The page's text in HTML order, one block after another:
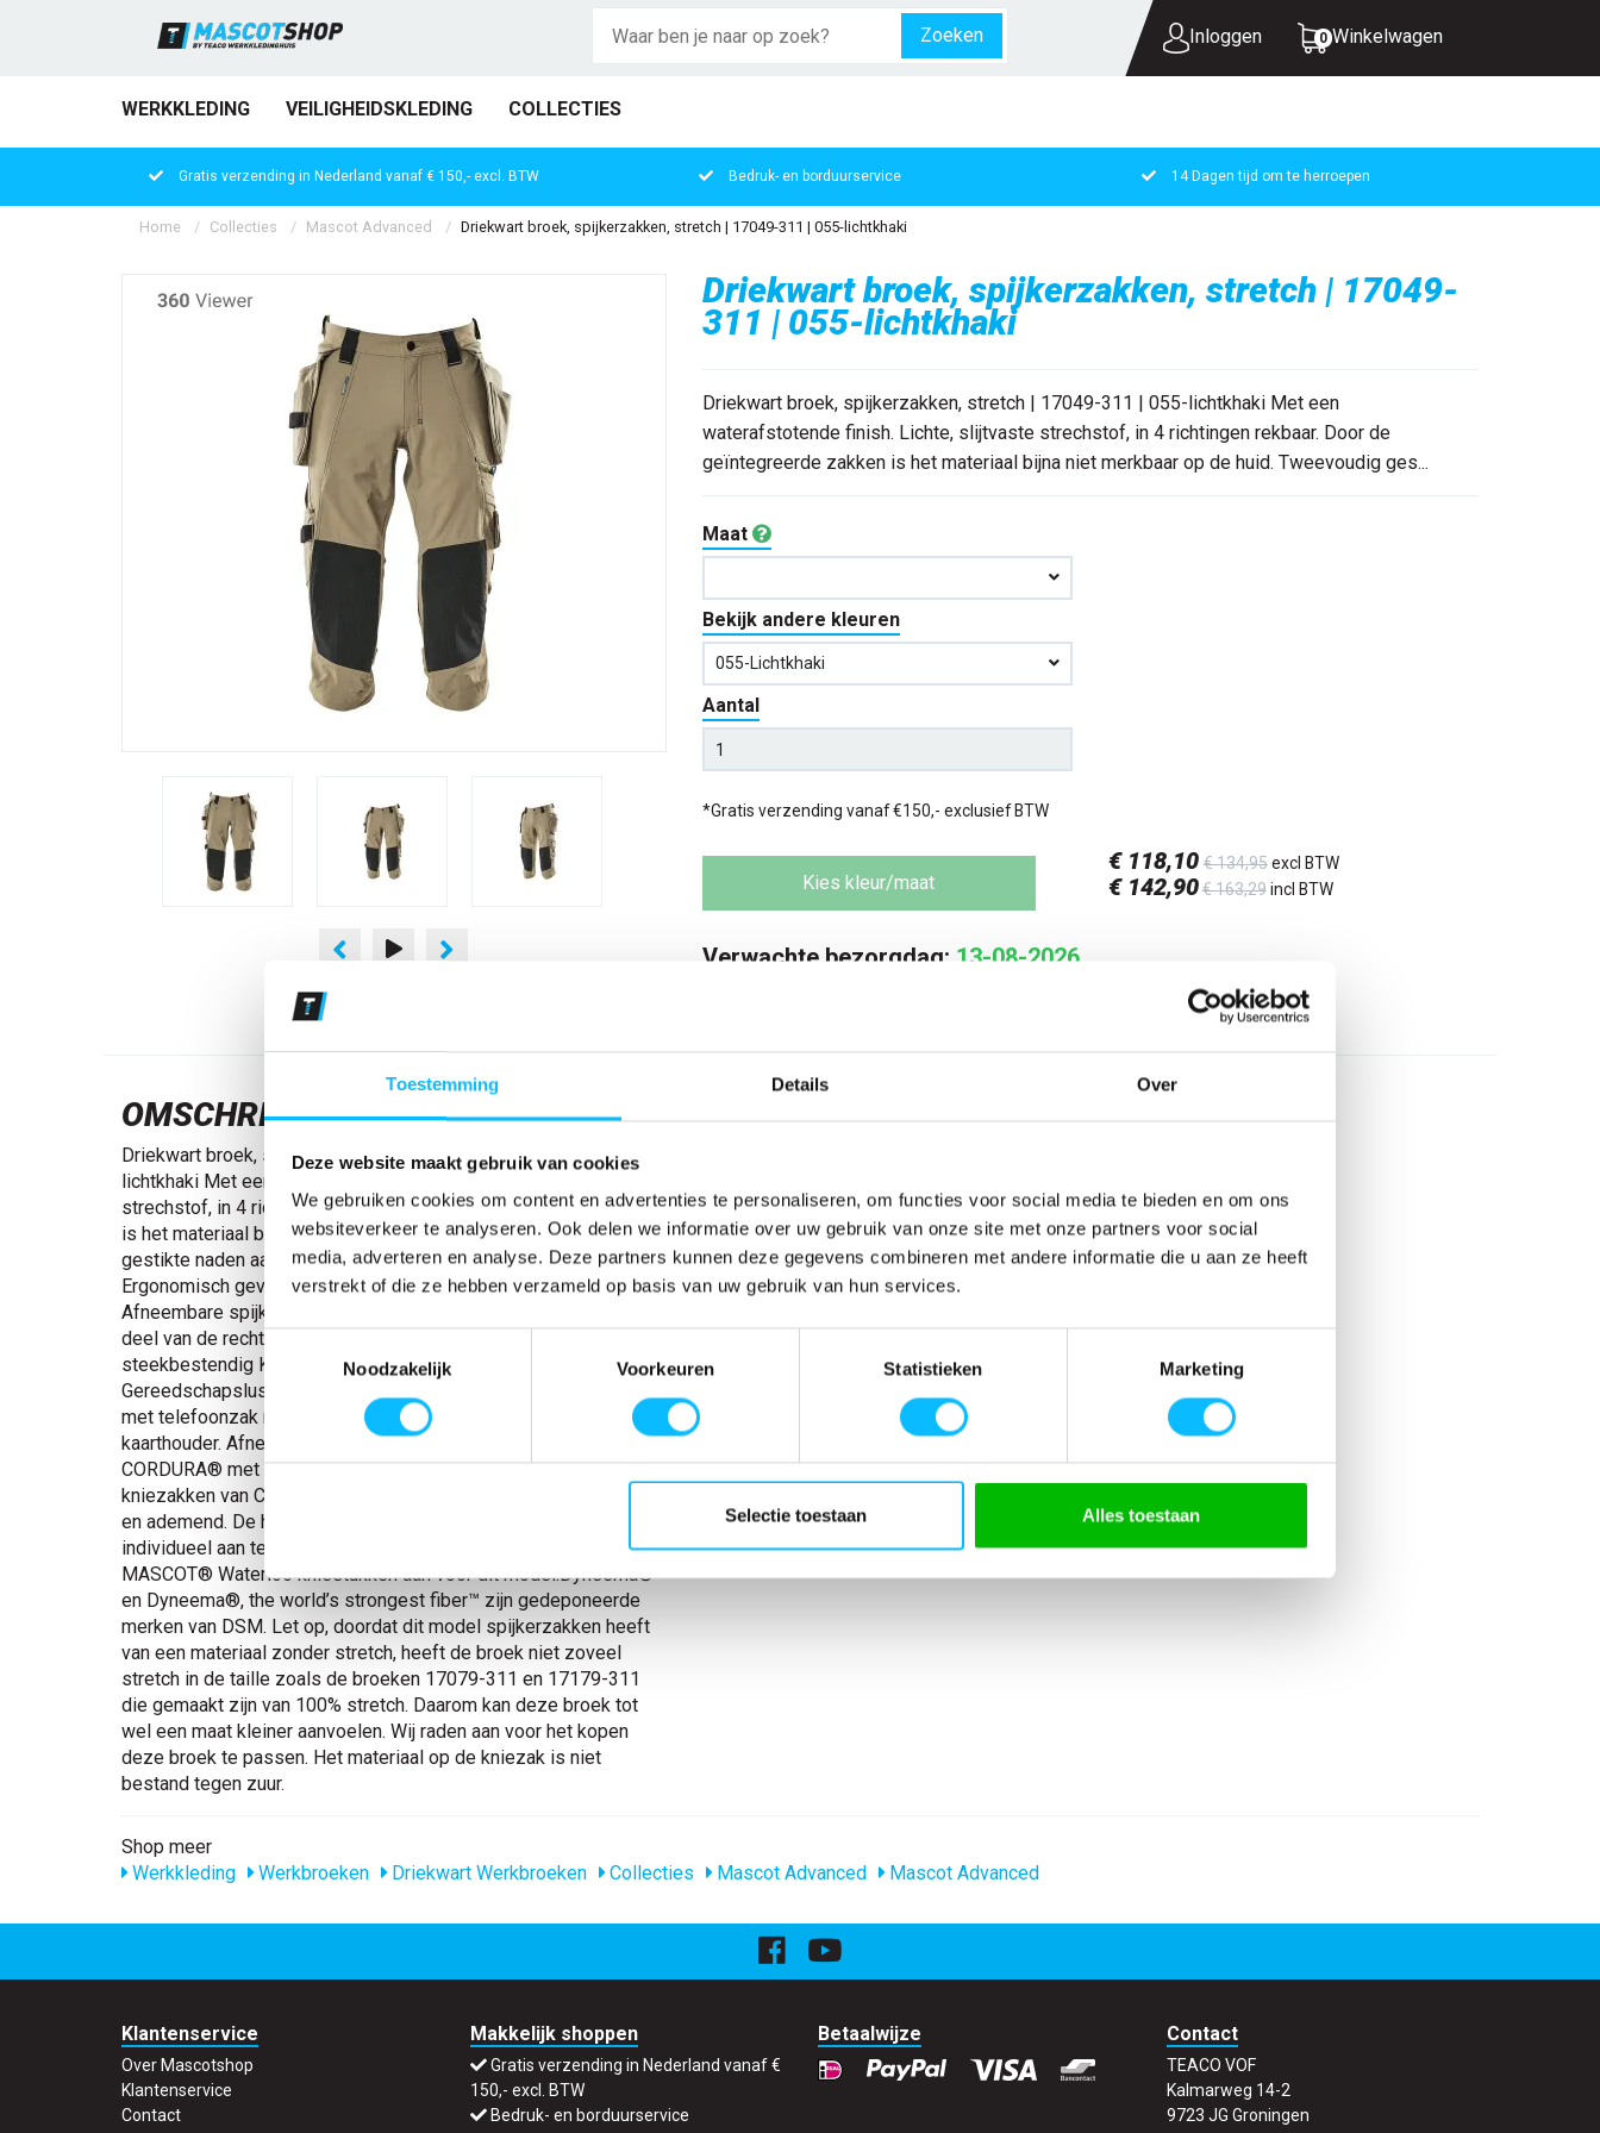
Toestemming Details Over
Deze website maakt gebruik van cookies
We gebruiken cookies om content en advertenties te personaliseren, om functies voor social media te bieden en om ons
websiteverkeer te analyseren. Ook delen we informatie over uw gebruik van onze site met onze partners voor social
media, adverteren en analyse. Deze partners kunnen deze gegevens combineren met andere informatie die u aan ze heeft
verstrekt of die ze hebben verzameld op basis van uw gebruik van hun services.
Toestemmingsselectie
Noodzakelijk
Voorkeuren Statistieken Marketing
Selectie toestaan Alles toestaan
Zoeken Inloggen 0 Winkelwagen
WERKKLEDING VEILIGHEIDSKLEDING COLLECTIES
UW WINKELWAGEN IS LEEG.
Gratis verzending in Nederland vanaf € 150,- excl. BTW Bedruk- en borduurservice 14 Dagen tijd om te herroepen
Home Collecties Mascot Advanced Driekwart broek, spijkerzakken, stretch | 17049-311 | 055-lichtkhaki
Driekwart broek, spijkerzakken, stretch | 17049-
311 | 055-lichtkhaki
Driekwart broek, spijkerzakken, stretch | 17049-311 | 055-lichtkhaki Met een
waterafstotende finish. Lichte, slijtvaste strechstof, in 4 richtingen rekbaar. Door de
geïntegreerde zakken is het materiaal bijna niet merkbaar op de huid. Tweevoudig ges...
Maat
Bekijk andere kleuren
055-Lichtkhaki
Aantal
*Gratis verzending vanaf €150,- exclusief BTW
Kies kleur/maat
€ 118,10 € 134,95 excl BTW
€ 142,90 € 163,29 incl BTW
Verwachte bezorgdag: 13-08-2026
OMSCHRIJVING
Driekwart broek, spijkerzakken, stretch | 17049-311 | 055-
lichtkhaki Met een waterafstotende finish. Lichte, slijtvaste
strechstof, in 4 richtingen rekbaar. Door de geïntegreerde zakken
is het materiaal bijna niet merkbaar op de huid. Tweevoudig
gestikte naden aan de broekspijpen en in het kruis. Lage taille.
Ergonomisch gevormde broekspijpen. Riemlussen. Gulp met rits.
Afneembare spijkerzakken van slijtvast CORDURA®. Het voorste
deel van de rechter spijkerzak is onderaan versterkt met
steekbestendig Kevlar®. Voorzakken. Achterzakken.
Gereedschapslus aan beide zijden van de tailleband. Dijbeenzak
met telefoonzak met magneetsluiting en geïntegreerde ID-
kaarthouder. Afneembare ID-kaarthouder. Duimstokzak van
CORDURA® met extra zakken. De slijtvaste en steekbestendige
kniezakken van CORDURA®/Kevlar®/Dyneema® zijn, elastisch
en ademend. De hoogte van de kniezak is gemakkelijk en
individueel aan te passen. Reflectie-effecten. We raden de
MASCOT® Waterloo kniestukken aan voor dit model.Dyneema®
en Dyneema®, the world’s strongest fiber™ zijn gedeponeerde
merken van DSM. Let op, doordat dit model spijkerzakken heeft
van een materiaal zonder stretch, heeft de broek niet zoveel
stretch in de taille zoals de broeken 17079-311 en 17179-311
die gemaakt zijn van 100% stretch. Daarom kan deze broek tot
wel een maat kleiner aanvoelen. Wij raden aan voor het kopen
deze broek te passen. Het materiaal op de kniezak is niet
bestand tegen zuur.
SPECIFICATIES
Model
17049-311
Merk
Mascot
Materiaal
93% nylon/7% elastaan
nl_materiaal
Elastaan Nylon
Eigenschappen
stretch
250 g/m
Mascot Advanced
Shop meer
Werkkleding
Werkbroeken Driekwart Werkbroeken Collecties Mascot Advanced Mascot Advanced
Klantenservice
Over Mascotshop
Klantenservice
Contact
Makkelijk shoppen
Gratis verzending in Nederland vanaf €
150,- excl. BTW
Bedruk- en borduurservice
Betaalwijze Contact
TEACO VOF
Kalmarweg 14-2
9723 JG Groningen